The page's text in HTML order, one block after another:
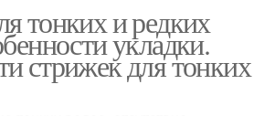
тонких и редких
укладки.
стрижек для тонких